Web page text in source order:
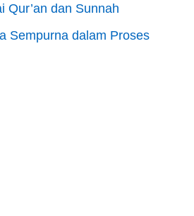
Qur’an dan Sunnah
Sempurna dalam Proses